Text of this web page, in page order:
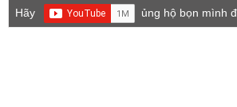
Hãy
ủng hộ bọn mình